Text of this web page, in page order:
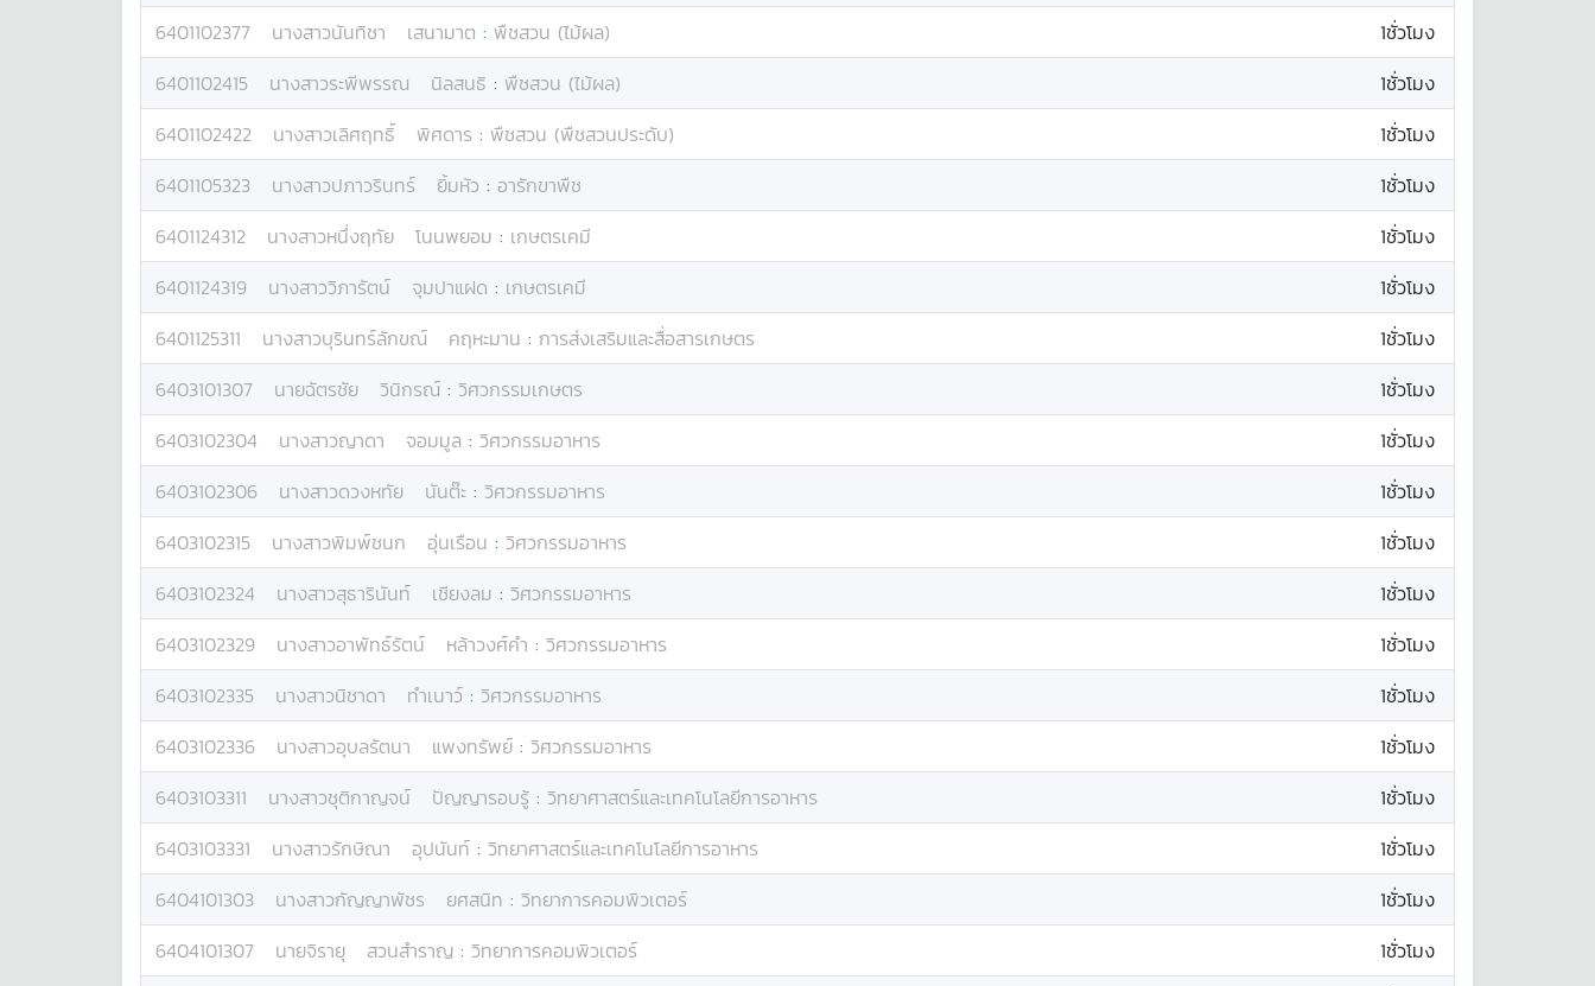
6401102377
นางสาวนันทิชา เสนามาต : พืชสวน (ไม้ผล)
1ชั่วโมง
6401102415
นางสาวระพีพรรณ นิลสนธิ : พืชสวน (ไม้ผล)
1ชั่วโมง
6401102422
นางสาวเลิศฤทธิ์ พิศดาร : พืชสวน (พืชสวนประดับ)
1ชั่วโมง
6401105323
นางสาวปภาวรินทร์ ยิ้มหัว : อารักขาพืช
1ชั่วโมง
6401124312
นางสาวหนึ่งฤทัย โนนพยอม : เกษตรเคมี
1ชั่วโมง
6401124319
นางสาววิภารัตน์ จุมปาแฝด : เกษตรเคมี
1ชั่วโมง
6401125311
นางสาวบุรินทร์ลักขณ์ คฤหะมาน : การส่งเสริมและสื่อสารเกษตร
1ชั่วโมง
6403101307
นายฉัตรชัย วินิกรณ์ : วิศวกรรมเกษตร
1ชั่วโมง
6403102304
นางสาวญาดา จอมมูล : วิศวกรรมอาหาร
1ชั่วโมง
6403102306
นางสาวดวงหทัย นันต๊ะ : วิศวกรรมอาหาร
1ชั่วโมง
6403102315
นางสาวพิมพ์ชนก อุ่นเรือน : วิศวกรรมอาหาร
1ชั่วโมง
6403102324
นางสาวสุธารินันท์ เชียงลม : วิศวกรรมอาหาร
1ชั่วโมง
6403102329
นางสาวอาพัทธ์รัตน์ หล้าวงศ์คำ : วิศวกรรมอาหาร
1ชั่วโมง
6403102335
นางสาวนิชาดา ทำเนาว์ : วิศวกรรมอาหาร
1ชั่วโมง
6403102336
นางสาวอุบลรัตนา แพงทรัพย์ : วิศวกรรมอาหาร
1ชั่วโมง
6403103311
นางสาวชุติกาญจน์ ปัญญารอบรู้ : วิทยาศาสตร์และเทคโนโลยีการอาหาร
1ชั่วโมง
6403103331
นางสาวรักษิณา อุปนันท์ : วิทยาศาสตร์และเทคโนโลยีการอาหาร
1ชั่วโมง
6404101303
นางสาวกัญญาพัชร ยศสนิท : วิทยาการคอมพิวเตอร์
1ชั่วโมง
6404101307
นายจิรายุ สวนสำราญ : วิทยาการคอมพิวเตอร์
1ชั่วโมง